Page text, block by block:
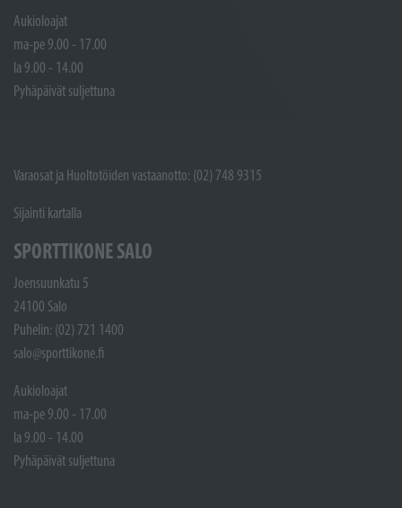
Aukioloajat
ma-pe 9.00 - 17.00
la 9.00 - 14.00
Pyhäpäivät suljettuna
Varaosat ja Huoltotöiden vastaanotto: (02) 748 9315
Sijainti kartalla
SPORTTIKONE SALO
Joensuunkatu 5
24100 Salo
Puhelin: (02) 721 1400
salo@sporttikone.fi
Aukioloajat
ma-pe 9.00 - 17.00
la 9.00 - 14.00
Pyhäpäivät suljettuna